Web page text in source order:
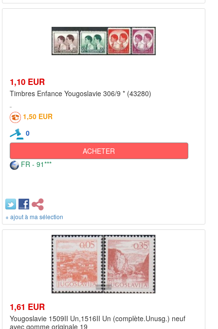
1,10 EUR
Timbres Enfance Yougoslavie 306/9 * (43280)
1,50 EUR
0
ACHETER
FR - 91***
+ ajout à ma sélection
1,61 EUR
Yougoslavie 1509II Un,1516II Un (complète.Unusg.) neuf
avec gomme originale 19